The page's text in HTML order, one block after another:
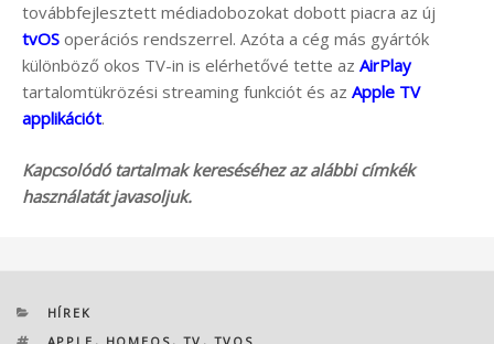
továbbfejlesztett médiadobozokat dobott piacra az új
tvOS operációs rendszerrel. Azóta a cég más gyártók
különböző okos TV-in is elérhetővé tette az AirPlay
tartalomtükrözési streaming funkciót és az Apple TV
applikációt.
Kapcsolódó tartalmak kereséséhez az alábbi címkék
használatát javasoljuk.
KATEGÓRIÁK
HÍREK
CÍMKÉK